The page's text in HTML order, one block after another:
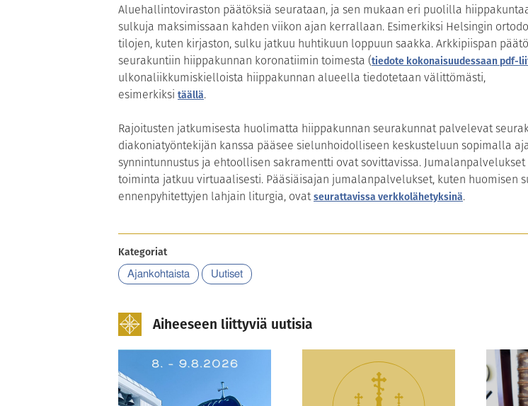
Aluehallintoviraston päätöksiä seurataan, ja sen mukaan eri puolilla
sulkuja maksimissaan kahden viikon ajan kerrallaan. Esimerkiksi Helsingin
tilojen, kuten kirjaston, sulku jatkuu huhtikuun loppuun saakka. Arkkipiispan
seurakuntiin hiippakunnan koronatiimin toimesta (tiedote kokonaisuudessaan pdf-
ulkonaliikkumiskielloista hiippakunnan alueella tiedotetaan välittömästi,
esimerkiksi täällä.
Rajoitusten jatkumisesta huolimatta hiippakunnan seurakunnat palvelevat
diakoniatyöntekijän kanssa pääsee sielunhoidolliseen keskusteluun sopimalla
synnintunnustus ja ehtoollisen sakramentti ovat sovittavissa.
toiminta jatkuu virtuaalisesti. Pääsiäisajan jumalanpalvelukset, kuten huomisen
ennenpyhitettyjen lahjain liturgia, ovatseurattavissa verkkolähetyksinä.
Kategoriat
Ajankohtaista Uutiset
Aiheeseen liittyviä uutisia